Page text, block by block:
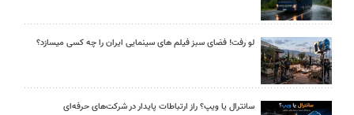
لو رفت! فضای سبز فیلم های سینمایی ایران را چه کسی میسازد؟
سانترال یا ویپ؟ راز ارتباطات پایدار در شرکت‌های حرفه‌ای